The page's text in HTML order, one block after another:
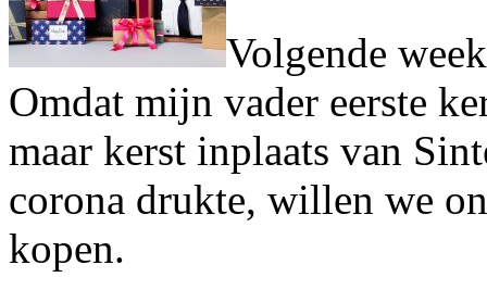
Volgende
Omdat mijn vader eerste
maar kerst inplaats van
corona drukte, willen we
kopen.